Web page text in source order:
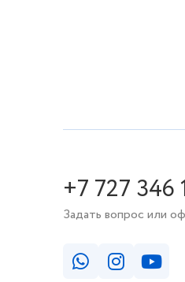
+7 727 346
Задать вопрос или